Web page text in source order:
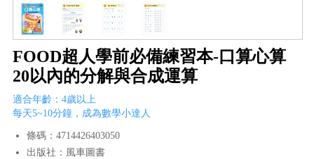
FOOD超人學前必備練習本-口算心算
20以內的分解與合成運算
適合年齡：4歲以上
每天5~10分鐘，成為數學小達人
條碼：4714426403050
出版社：風車圖書